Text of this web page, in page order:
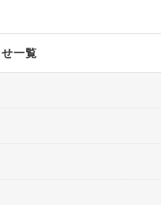
一覧